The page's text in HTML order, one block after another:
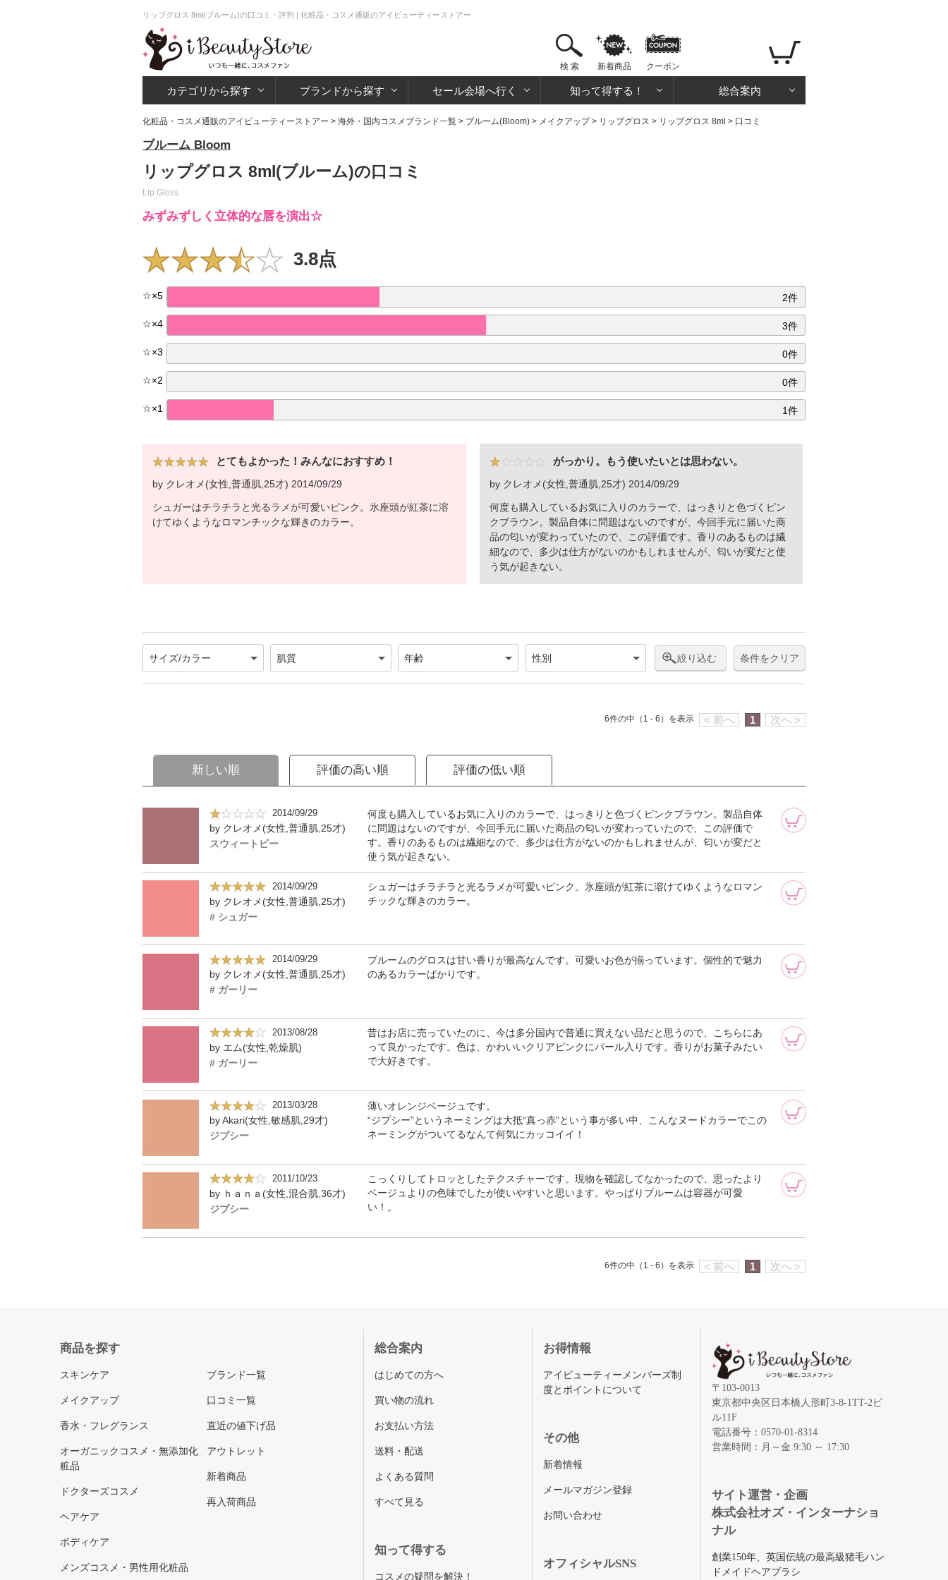
リップグロス 8ml(ブルーム)の口コミ・評判 | 化粧品・コスメ通販のアイビューティーストアー
検 索 新着商品 クーポン
カテゴリから探す ブランドから探す セール会場へ行く 知って得する！ 総合案内
化粧品・コスメ通販のアイビューティーストアー > 海外・国内コスメブランド一覧 > ブルーム(Bloom) > メイクアップ> リップグロス > リップグロス 8ml > 口コミ
ブルーム Bloom
リップグロス 8ml(ブルーム)の口コミ
Lip Gloss
みずみずしく立体的な唇を演出☆
3.8点
☆×5 2件
☆×4 3件
☆×3 0件
☆×2 0件
☆×1 1件
とてもよかった！みんなにおすすめ！
by クレオメ(女性,普通肌,25才) 2014/09/29
シュガーはチラチラと光るラメが可愛いピンク。氷座頭が紅茶に溶
けてゆくようなロマンチックな輝きのカラー。
がっかり。もう使いたいとは思わない。
by クレオメ(女性,普通肌,25才) 2014/09/29
何度も購入しているお気に入りのカラーで、はっきりと色づくピン
クブラウン。製品自体に問題はないのですが、今回手元に届いた商
品の匂いが変わっていたので、この評価です。香りのあるものは繊
細なので、多少は仕方がないのかもしれませんが、匂いが変だと使
う気が起きない。
絞り込む 条件をクリア
< 前へ 1 次へ >
6件の中（1 - 6）を表示
新しい順 評価の高い順 評価の低い順
2014/09/29
by クレオメ(女性,普通肌,25才)
スウィートピー
何度も購入しているお気に入りのカラーで、はっきりと色づくピンクブラウン。製品自体
に問題はないのですが、今回手元に届いた商品の匂いが変わっていたので、この評価で
す。香りのあるものは繊細なので、多少は仕方がないのかもしれませんが、匂いが変だと
使う気が起きない。
2014/09/29
by クレオメ(女性,普通肌,25才)
# シュガー
シュガーはチラチラと光るラメが可愛いピンク。氷座頭が紅茶に溶けてゆくようなロマン
チックな輝きのカラー。
2014/09/29
by クレオメ(女性,普通肌,25才)
# ガーリー
ブルームのグロスは甘い香りが最高なんです。可愛いお色が揃っています。個性的で魅力
のあるカラーばかりです。
2013/08/28
by エム(女性,乾燥肌)
# ガーリー
昔はお店に売っていたのに、今は多分国内で普通に買えない品だと思うので、こちらにあ
って良かったです。色は、かわいいクリアピンクにパール入りです。香りがお菓子みたい
で大好きです。
2013/03/28
by Akari(女性,敏感肌,29才)
ジプシー
薄いオレンジベージュです。
“ジプシー”というネーミングは大抵“真っ赤”という事が多い中、こんなヌードカラーでこの
ネーミングがついてるなんて何気にカッコイイ！
2011/10/23
by ｈａｎａ(女性,混合肌,36才)
ジプシー
こっくりしてトロッとしたテクスチャーです。現物を確認してなかったので、思ったより
ベージュよりの色味でしたが使いやすいと思います。やっぱりブルームは容器が可愛
い！。
< 前へ 1 次へ >
6件の中（1 - 6）を表示
商品を探す
スキンケア
メイクアップ
香水・フレグランス
オーガニックコスメ・無添加化
粧品
ドクターズコスメ
ヘアケア
ボディケア
メンズコスメ・男性用化粧品
ブランド一覧
口コミ一覧
直近の値下げ品
アウトレット
新着商品
再入荷商品
総合案内
はじめての方へ
買い物の流れ
お支払い方法
送料・配送
よくある質問
すべて見る
知って得する
コスメの疑問を解決！
お得情報
アイビューティーメンバーズ制
度とポイントについて
その他
新着情報
メールマガジン登録
お問い合わせ
オフィシャルSNS
〒103-0013
東京都中央区日本橋人形町3-8-1TT-2ビ
ル11F
電話番号：0570-01-8314
営業時間：月～金 9:30 ～ 17:30
サイト運営・企画
株式会社オズ・インターナショ
ナル
創業150年、英国伝統の最高級猪毛ハン
ドメイドヘアブラシ